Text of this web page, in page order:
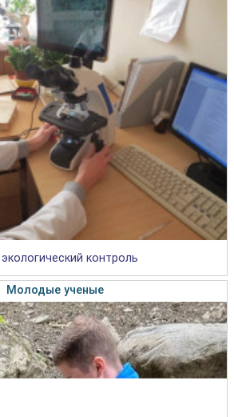
контроль
Молодые ученые